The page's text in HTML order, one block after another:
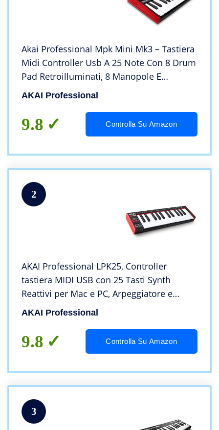
Akai Professional Mpk Mini Mk3 – Tastiera
Midi Controller Usb A 25 Note Con 8 Drum
Pad Retroilluminati, 8 Manopole E
Software Incluso, Standard 25 tasti, ‎18.11 x
AKAI Professional
9.8 Controlla Su Amazon
2
AKAI Professional LPK25, Controller
tastiera MIDI USB con 25 Tasti Synth
Reattivi per Mac e PC, Arpeggiatore e
Software Musicale
AKAI Professional
9.8 Controlla Su Amazon
3